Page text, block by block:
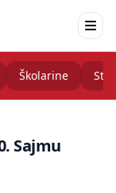
Školarine
Sajmu